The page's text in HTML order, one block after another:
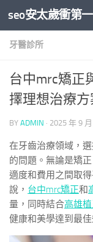
Skip to content
seo安太歲衝第一
牙醫診所
台中mrc矯正
擇理想治療方
BY ADMIN · 2025 年 9 月
在牙齒治療領域，
的問題。無論是矯
適度和費用之間取
說， 台中mrc矯正和
量，同時結合高雄
健康和美學達到最佳